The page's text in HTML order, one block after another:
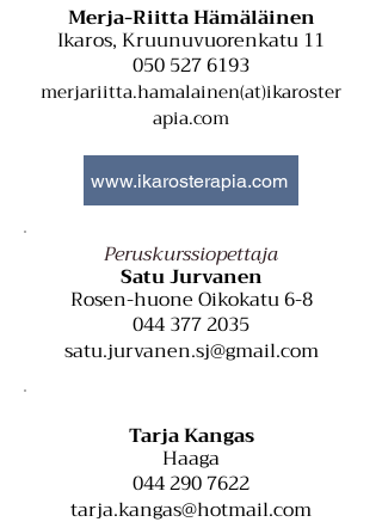
Merja-Riitta Hämäläinen
Ikaros, Kruunuvuorenkatu 11
050 527 6193
merjariitta.hamalainen(at)ikaroster
apia.com
www.ikarosterapia.com
Peruskurssiopettaja
Satu Jurvanen
Rosen-huone Oikokatu 6-8
044 377 2035
satu.jurvanen.sj@gmail.com
Tarja Kangas
Haaga
044 290 7622
tarja.kangas@hotmail.com